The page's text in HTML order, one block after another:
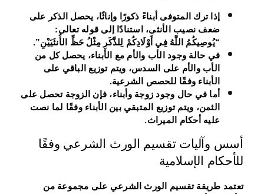
إذا ترك المتوفى أبناءً ذكورًا وإناثًا، يحصل الذكر على
ضعف نصيب الأنثى، استنادًا إلى قوله تعالى:
“يُوصِيكُمُ اللَّهُ فِي أَوْلَادِكُمْ لِلذَّكَرِ مِثْلُ حَظِّ الأُنثَيَيْنِ”.
في حالة وجود الأب والأم مع الأبناء، يحصل كل من
الأب والأم على السدس، ويتم توزيع الباقي على
الأبناء وفقًا للحصص الشرعية.
أما في حال وجود زوجة وأبناء، فإن الزوجة تحصل على
الثمن، ويتم توزيع المتبقي بين الأبناء وفقًا لما نصت
عليه أحكام الميراث.
أسس وآليات تقسيم الورث الشرعي وفقًا
للأحكام الإسلامية
تعتمد طريقة تقسيم الورث الشرعي على مجموعة من